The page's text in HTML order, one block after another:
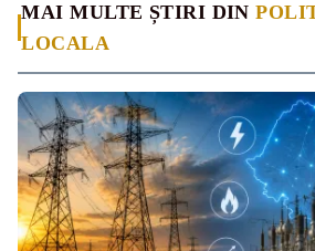
MAI MULTE ȘTIRI DIN
LOCALA